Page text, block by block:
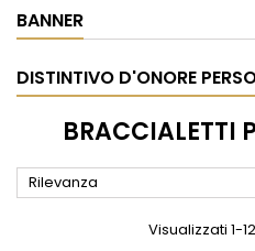
BANNER
DISTINTIVO D'ONORE
BRACCIALETTI
Rilevanza
Visualizzati 1-